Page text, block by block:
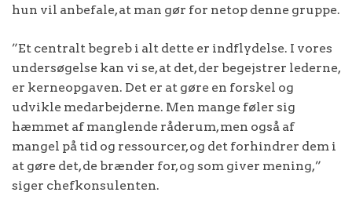
hun vil anbefale, at man gør for netop denne gruppe.
”Et centralt begreb i alt dette er indflydelse. I vores
undersøgelse kan vi se, at det, der begejstrer lederne,
er kerneopgaven. Det er at gøre en forskel og
udvikle medarbejderne. Men mange føler sig
hæmmet af manglende råderum, men også af
mangel på tid og ressourcer, og det forhindrer dem i
at gøre det, de brænder for, og som giver mening,”
siger chefkonsulenten.